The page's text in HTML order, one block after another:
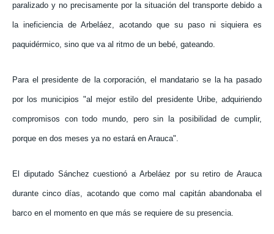
paralizado y no precisamente por la situación del transporte debido a
la ineficiencia de Arbeláez, acotando que su paso ni siquiera es
paquidérmico, sino que va al ritmo de un bebé, gateando.
Para el presidente de la corporación, el mandatario se la ha pasado
por los municipios "al mejor estilo del presidente Uribe, adquiriendo
compromisos con todo mundo, pero sin la posibilidad de cumplir,
porque en dos meses ya no estará en Arauca".
El diputado Sánchez cuestionó a Arbeláez por su retiro de Arauca
durante cinco días, acotando que como mal capitán abandonaba el
barco en el momento en que más se requiere de su presencia.